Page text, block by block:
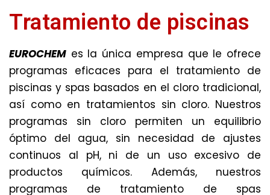
Tratamiento de piscinas
EUROCHEM es la única empresa que le ofrece
programas eficaces para el tratamiento de
piscinas y spas basados en el cloro tradicional,
así como en tratamientos sin cloro. Nuestros
programas sin cloro permiten un equilibrio
óptimo del agua, sin necesidad de ajustes
continuos al pH, ni de un uso excesivo de
productos químicos. Además, nuestros
programas de tratamiento de spas